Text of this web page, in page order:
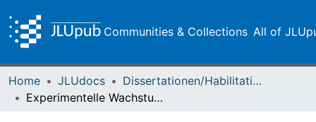
Communities & Collections All of
Home JLUdocs
Dissertationen/Habilitationen
Experimentelle Wachstumshemmung von humanen Glioblastomzellen durch TERT-Inhibitor Eribulin in Kombination mit Tumor Treating Fields